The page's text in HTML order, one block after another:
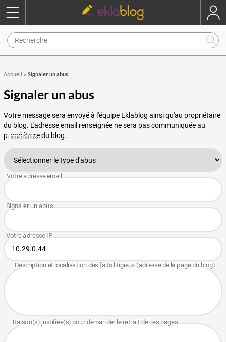
Accueil » Signaler un abus
Signaler un abus
Votre message sera envoyé à l'équipe Eklablog ainsi qu'au propriétaire
du blog. L'adresse email renseignée ne sera pas communiquée au
propriétaire du blog.